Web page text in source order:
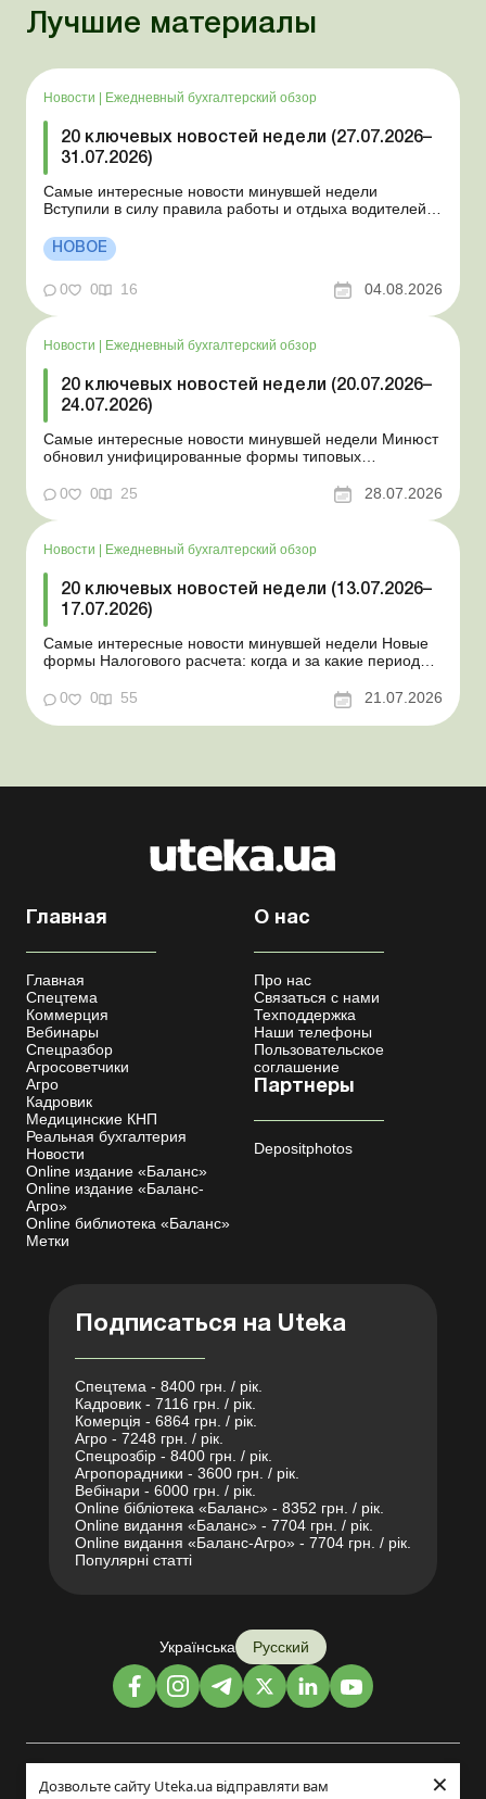
Дозвольте сайту Uteka.ua відправляти вам
×
Лучшие материалы
Новости | Ежедневный бухгалтерский обзор
20 ключевых новостей недели (27.07.2026–
31.07.2026)
Самые интересные новости минувшей недели
Вступили в силу правила работы и отдыха водителей
положении Для сельхозпредприятий и ФЛП введены
новые разовые статистические формы Со 2 августа
изменяется порядок зачисления отдельных периодов
работы в стр...
НОВОЕ
0 0 16 04.08.2026
Новости Ежедневный бухгалтерский обзор
20 ключевых новостей недели (20.07.2026–
24.07.2026)
Самые интересные новости минувшей недели Минюст
обновил унифицированные формы типовых
новость о создании координационного центра по
статус «в розыске»: что нужно знать работодателям
Закон о ВПЛ: ка...
0 0 25 28.07.2026
Новости Ежедневный бухгалтерский обзор
20 ключевых новостей недели (13.07.2026–
17.07.2026)
Самые интересные новости минувшей недели Новые
формы Налогового расчета: когда и за какие периоды
переоформления отсрочки от призыва во время
Координационный центр по организации
0 0 55 21.07.2026
Главная
Главная
Спецтема
Коммерция
Вебинары
Спецразбор
Агросоветчики
Агро
Кадровик
Медицинские КНП
Реальная бухгалтерия
Новости
Online издание «Баланс»
Online издание «Баланс-
Агро»
Online библиотека «Баланс»
Метки
О нас
Про нас
Связаться с нами
Техподдержка
Наши телефоны
Пользовательское
соглашение
Партнеры
Depositphotos
Подписаться на Uteka
Спецтема - 8400 грн. / рік.
Кадровик - 7116 грн. / рік.
Комерція - 6864 грн. / рік.
Агро - 7248 грн. / рік.
Спецрозбір - 8400 грн. / рік.
Агропорадники - 3600 грн. / рік.
Вебінари - 6000 грн. / рік.
Online бібліотека «Баланс» - 8352 грн. / рік.
Online видання «Баланс» - 7704 грн. / рік.
Online видання «Баланс-Агро» - 7704 грн. / рік.
Популярні статті
Українська Русский
Дизайн и разработка: